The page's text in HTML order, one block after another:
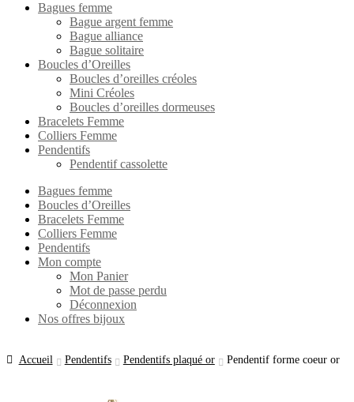
Bagues femme
Bague argent femme
Bague alliance
Bague solitaire
Boucles d’Oreilles
Boucles d’oreilles créoles
Mini Créoles
Boucles d’oreilles dormeuses
Bracelets Femme
Colliers Femme
Pendentifs
Pendentif cassolette
Bagues femme
Boucles d’Oreilles
Bracelets Femme
Colliers Femme
Pendentifs
Mon compte
Mon Panier
Mot de passe perdu
Déconnexion
Nos offres bijoux
Accueil Pendentifs Pendentifs plaqué or Pendentif forme coeur or